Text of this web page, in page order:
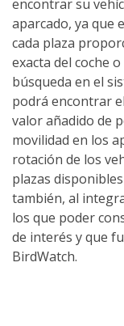
encontrar su
aparcado, ya que
cada plaza
exacta del coche
búsqueda en el
podrá encontrar
valor añadido de
movilidad en los
rotación de los
plazas
también, al
los que poder
de interés y que
BirdWatch.